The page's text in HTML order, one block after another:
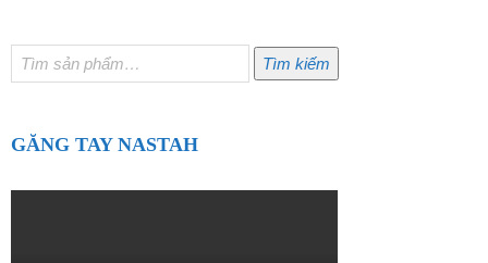
Tìm
kiếm:
Tìm kiếm
GĂNG TAY NASTAH